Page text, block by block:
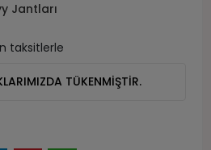
Jantları
taksitlerle
TÜKENMİŞTİR.